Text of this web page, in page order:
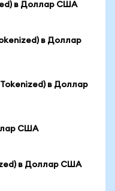
в Доллар США
в Доллар
в Доллар
США
в Доллар США